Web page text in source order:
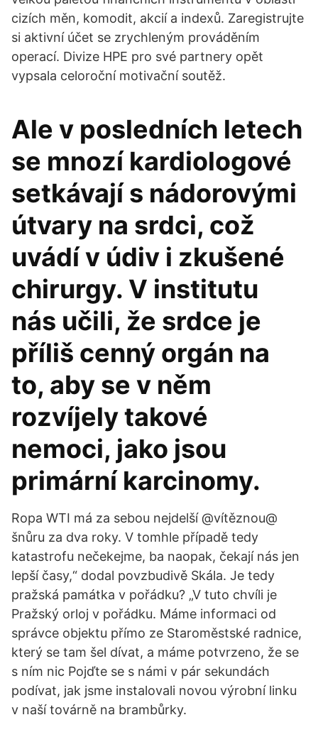
cizích měn, komodit, akcií a indexů. Zaregistrujte
si aktivní účet se zrychleným prováděním
operací. Divize HPE pro své partnery opět
vypsala celoroční motivační soutěž.
Ale v posledních letech
se mnozí kardiologové
setkávají s nádorovými
útvary na srdci, což
uvádí v údiv i zkušené
chirurgy. V institutu
nás učili, že srdce je
příliš cenný orgán na
to, aby se v něm
rozvíjely takové
nemoci, jako jsou
primární karcinomy.
Ropa WTI má za sebou nejdelší @vítěznou@
šnůru za dva roky. V tomhle případě tedy
katastrofu nečekejme, ba naopak, čekají nás jen
lepší časy,“ dodal povzbudivě Skála. Je tedy
pražská památka v pořádku? „V tuto chvíli je
Pražský orloj v pořádku. Máme informaci od
správce objektu přímo ze Staroměstské radnice,
který se tam šel dívat, a máme potvrzeno, že se
s ním nic Pojďte se s námi v pár sekundách
podívat, jak jsme instalovali novou výrobní linku
v naší továrně na brambůrky.